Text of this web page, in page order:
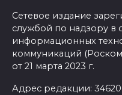
Сетевое издание
службой по надзору в
информационных
коммуникаций
от 21 марта 2023 г.
Адрес редакции: